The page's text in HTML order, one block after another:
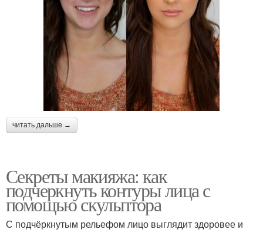
читать дальше →
Секреты макияжа: как
подчеркнуть контуры лица с
помощью скульптора
С подчёркнутым рельефом лицо выглядит здоровее и